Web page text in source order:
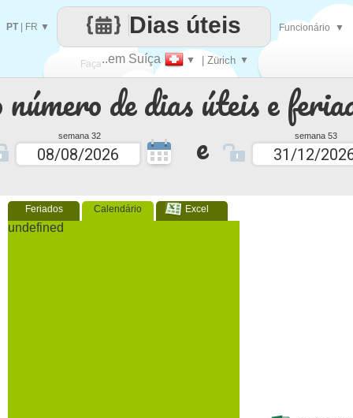
de dias úteis e
semana 32 e semana 53
Feriados Calendário Excel
undefined
Faça
cada
..em Suíça ▼ | Zürich ▼
Dias úteis
PT| FR ▼ Funcionário ▼